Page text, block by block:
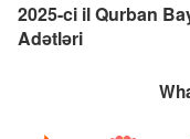
2025-ci il Qurban
Adətləri